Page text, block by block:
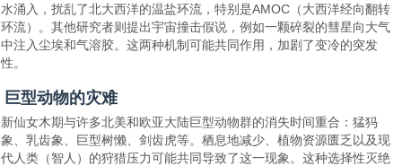
水涌入，扰乱了北大西洋的温盐环流，特别是AMOC（大西洋经向翻转
环流）。其他研究者则提出宇宙撞击假说，例如一颗碎裂的彗星向大气
中注入尘埃和气溶胶。这两种机制可能共同作用，加剧了变冷的突发
性。
巨型动物的灾难
新仙女木期与许多北美和欧亚大陆巨型动物群的消失时间重合：猛犸
象、乳齿象、巨型树懒、剑齿虎等。栖息地减少、植物资源匮乏以及现
代人类（智人）的狩猎压力可能共同导致了这一现象。这种选择性灭绝